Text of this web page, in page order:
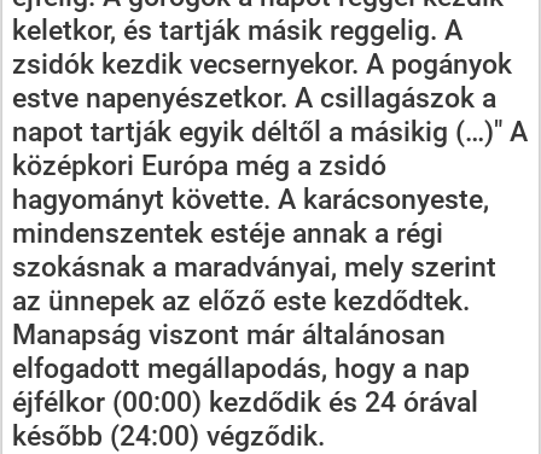
keletkor, és tartják másik reggelig. A
zsidók kezdik vecsernyekor. A pogányok
estve napenyészetkor. A csillagászok a
napot tartják egyik déltől a másikig (…)" A
középkori Európa még a zsidó
hagyományt követte. A karácsonyeste,
mindenszentek estéje annak a régi
szokásnak a maradványai, mely szerint
az ünnepek az előző este kezdődtek.
Manapság viszont már általánosan
elfogadott megállapodás, hogy a nap
éjfélkor (00:00) kezdődik és 24 órával
később (24:00) végződik.